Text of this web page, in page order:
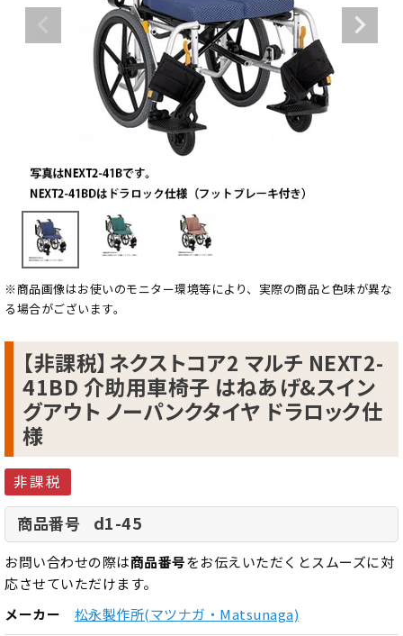
※商品画像はお使いのモニター環境等により、実際の商品と色味が異な
る場合がございます。
【非課税】ネクストコア2 マルチ NEXT2-
41BD 介助用車椅子 はねあげ&スイン
グアウト ノーパンクタイヤ ドラロック仕
様
非課税
商品番号 d1-45
お問い合わせの際は商品番号をお伝えいただくとスムーズに対
応させていただけます。
メーカー
松永製作所(マツナガ・Matsunaga)